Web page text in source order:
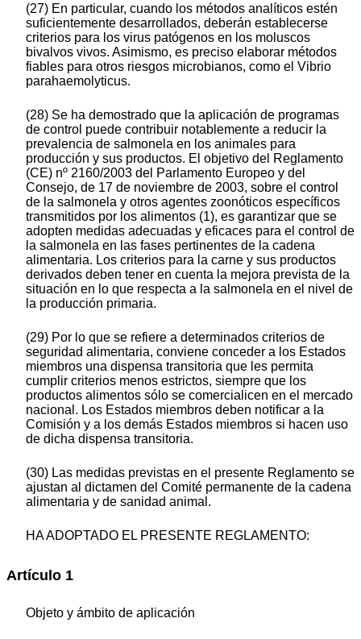
(27) En particular, cuando los métodos analíticos estén
suficientemente desarrollados, deberán establecerse
criterios para los virus patógenos en los moluscos
bivalvos vivos. Asimismo, es preciso elaborar métodos
fiables para otros riesgos microbianos, como el Vibrio
parahaemolyticus.
(28) Se ha demostrado que la aplicación de programas
de control puede contribuir notablemente a reducir la
prevalencia de salmonela en los animales para
producción y sus productos. El objetivo del Reglamento
(CE) nº 2160/2003 del Parlamento Europeo y del
Consejo, de 17 de noviembre de 2003, sobre el control
de la salmonela y otros agentes zoonóticos específicos
transmitidos por los alimentos (1), es garantizar que se
adopten medidas adecuadas y eficaces para el control de
la salmonela en las fases pertinentes de la cadena
alimentaria. Los criterios para la carne y sus productos
derivados deben tener en cuenta la mejora prevista de la
situación en lo que respecta a la salmonela en el nivel de
la producción primaria.
(29) Por lo que se refiere a determinados criterios de
seguridad alimentaria, conviene conceder a los Estados
miembros una dispensa transitoria que les permita
cumplir criterios menos estrictos, siempre que los
productos alimentos sólo se comercialicen en el mercado
nacional. Los Estados miembros deben notificar a la
Comisión y a los demás Estados miembros si hacen uso
de dicha dispensa transitoria.
(30) Las medidas previstas en el presente Reglamento se
ajustan al dictamen del Comité permanente de la cadena
alimentaria y de sanidad animal.
HA ADOPTADO EL PRESENTE REGLAMENTO:
Artículo 1
Objeto y ámbito de aplicación